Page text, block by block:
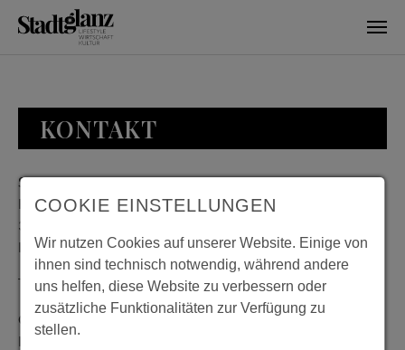
KONTAKT
Stadtglanz / mediaworld GmbH
Bankplatz 8
38100 Braunschweig
Deutschland
Telefon: 0531 482010-20
Geschäftszeiten: Montag bis Donnerstag 08:00 bis 18:00;
Freitag 08:00 bis 15:00
COOKIE EINSTELLUNGEN
Wir nutzen Cookies auf unserer Website. Einige von
ihnen sind technisch notwendig, während andere
uns helfen, diese Website zu verbessern oder
zusätzliche Funktionalitäten zur Verfügung zu
stellen.